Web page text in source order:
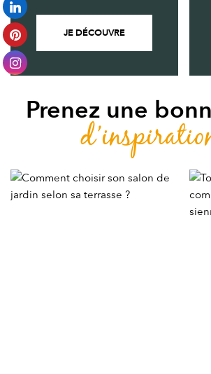
JE DÉCOUVRE
Prenez une